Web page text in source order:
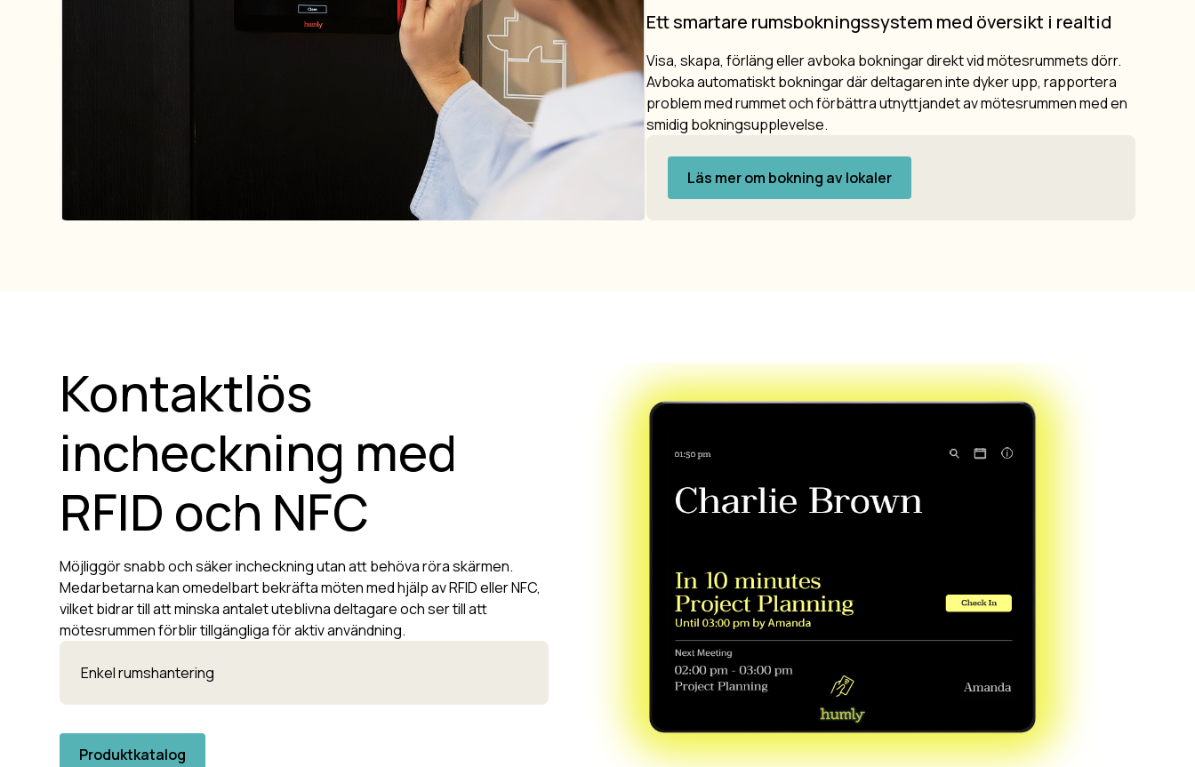
Ett smartare rumsbokningssystem med översikt i realtid
Visa, skapa, förläng eller avboka bokningar direkt vid mötesrummets dörr.
Avboka automatiskt bokningar där deltagaren inte dyker upp, rapportera
problem med rummet och förbättra utnyttjandet av mötesrummen med en
smidig bokningsupplevelse.
Läs mer om bokning av lokaler
Kontaktlös
incheckning med
RFID och NFC
Möjliggör snabb och säker incheckning utan att behöva röra skärmen.
Medarbetarna kan omedelbart bekräfta möten med hjälp av RFID eller NFC,
vilket bidrar till att minska antalet uteblivna deltagare och ser till att
mötesrummen förblir tillgängliga för aktiv användning.
Enkel rumshantering
Produktkatalog